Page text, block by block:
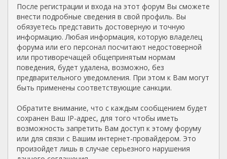
После регистрации и входа на этот форум Вы сможете
внести подробные сведения в свой профиль. Вы
обязуетесь представить достоверную и точную
информацию. Любая информация, которую владелец
форума или его персонал посчитают недостоверной
или противоречащей общепринятым нормам
поведения, будет удалена, возможно, без
предварительного уведомления. При этом к Вам могут
быть применены соответствующие санкции.
Обратите внимание, что с каждым сообщением будет
сохранен Ваш IP-адрес, для того чтобы иметь
возможность запретить Вам доступ к этому форуму
или для связи с Вашим интернет-провайдером. Это
произойдет лишь в случае серьезного нарушения